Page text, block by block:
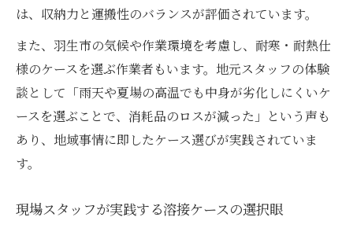
は、収納力と運搬性のバランスが評価されています。
また、羽生市の気候や作業環境を考慮し、耐寒・耐熱仕
様のケースを選ぶ作業者もいます。地元スタッフの体験
談として「雨天や夏場の高温でも中身が劣化しにくいケ
ースを選ぶことで、消耗品のロスが減った」という声も
あり、地域事情に即したケース選びが実践されていま
す。
現場スタッフが実践する溶接ケースの選択眼